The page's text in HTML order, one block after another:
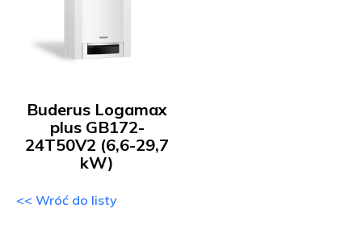
Buderus Logamax
plus GB172-
24T50V2 (6,6-29,7
kW)
<< Wróć do listy